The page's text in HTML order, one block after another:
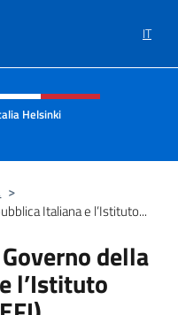
IT
e menù
Helsinki
>
Italiana e l’Istituto...
della
l’Istituto